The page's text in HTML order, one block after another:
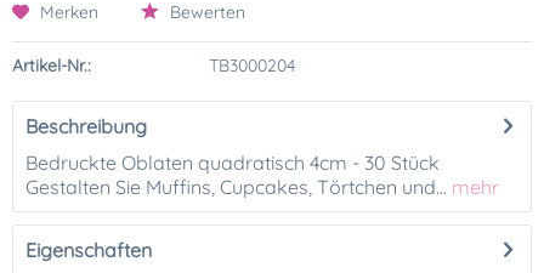
Merken Bewerten
Artikel-Nr.: TB3000204
Beschreibung
Bedruckte Oblaten quadratisch 4cm - 30 Stück
Gestalten Sie Muffins, Cupcakes, Törtchen und... mehr
Eigenschaften